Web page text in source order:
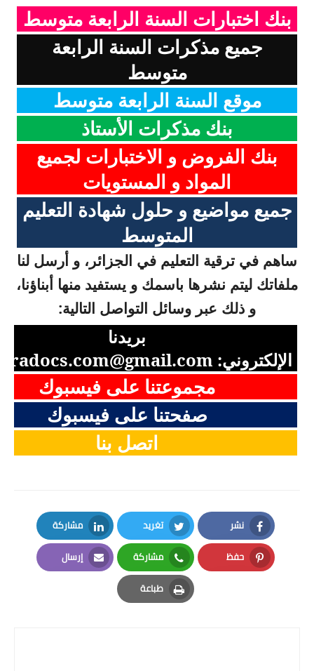
بنك اختبارات السنة الرابعة متوسط
جميع مذكرات السنة الرابعة
متوسط
موقع السنة الرابعة متوسط
بنك مذكرات الأستاذ
بنك الفروض و الاختبارات لجميع
المواد و المستويات
جميع مواضيع و حلول شهادة التعليم
المتوسط
ساهم في ترقية التعليم في الجزائر، و أرسل لنا
ملفاتك ليتم نشرها باسمك و يستفيد منها أبناؤنا،
و ذلك عبر وسائل التواصل التالية:
بريدنا
الإلكتروني:
مجموعتنا على فيسبوك
صفحتنا على فيسبوك
اتصل بنا
نشر
Facebook
تغريد
Twitter
مشاركة
LinkedIn
حفظ
Pinterest
مشاركة
Whatsapp
إرسال
Email
طباعة
Print